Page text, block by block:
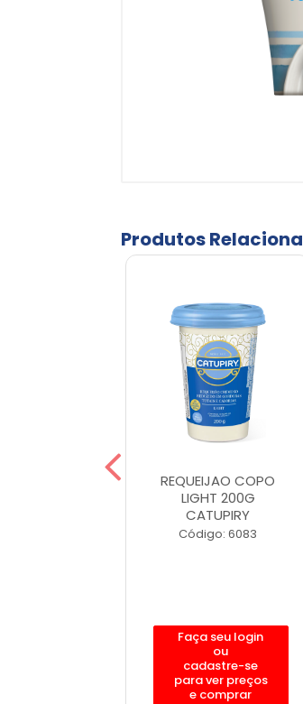
Produtos
REQUEIJAO COPO
LIGHT 200G
CATUPIRY
Código: 6083
Faça seu login
ou
cadastre-se
para ver preços
e comprar